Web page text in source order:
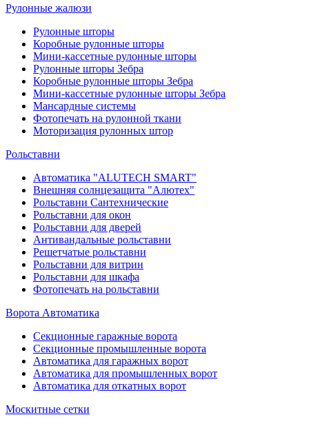
Рулонные жалюзи
Рулонные шторы
Коробные рулонные шторы
Мини-кассетные рулонные шторы
Рулонные шторы Зебра
Коробные рулонные шторы Зебра
Мини-кассетные рулонные шторы Зебра
Мансардные системы
Фотопечать на рулонной ткани
Моторизация рулонных штор
Рольставни
Автоматика "ALUTECH SMART"
Внешняя солнцезащита "Алютех"
Рольставни Сантехнические
Рольставни для окон
Рольставни для дверей
Антивандальные рольставни
Решетчатые рольставни
Рольставни для витрин
Рольставни для шкафа
Фотопечать на рольставни
Ворота Автоматика
Секционные гаражные ворота
Секционные промышленные ворота
Автоматика для гаражных ворот
Автоматика для промышленных ворот
Автоматика для откатных ворот
Москитные сетки